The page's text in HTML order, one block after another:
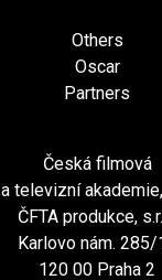
Others
Oscar
Partners
Česká filmová
a televizní
ČFTA produkce,
Karlovo nám. 285/
120 00 Praha 2